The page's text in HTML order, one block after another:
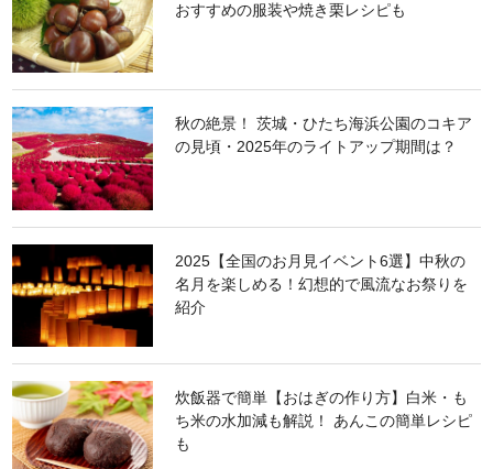
おすすめの服装や焼き栗レシピも
秋の絶景！ 茨城・ひたち海浜公園のコキア
の見頃・2025年のライトアップ期間は？
2025【全国のお月見イベント6選】中秋の
名月を楽しめる！幻想的で風流なお祭りを
紹介
炊飯器で簡単【おはぎの作り方】白米・も
ち米の水加減も解説！ あんこの簡単レシピ
も